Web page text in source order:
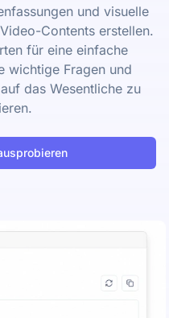
und visuelle
Contents erstellen.
für eine einfache
wichtige Fragen und
das Wesentliche zu